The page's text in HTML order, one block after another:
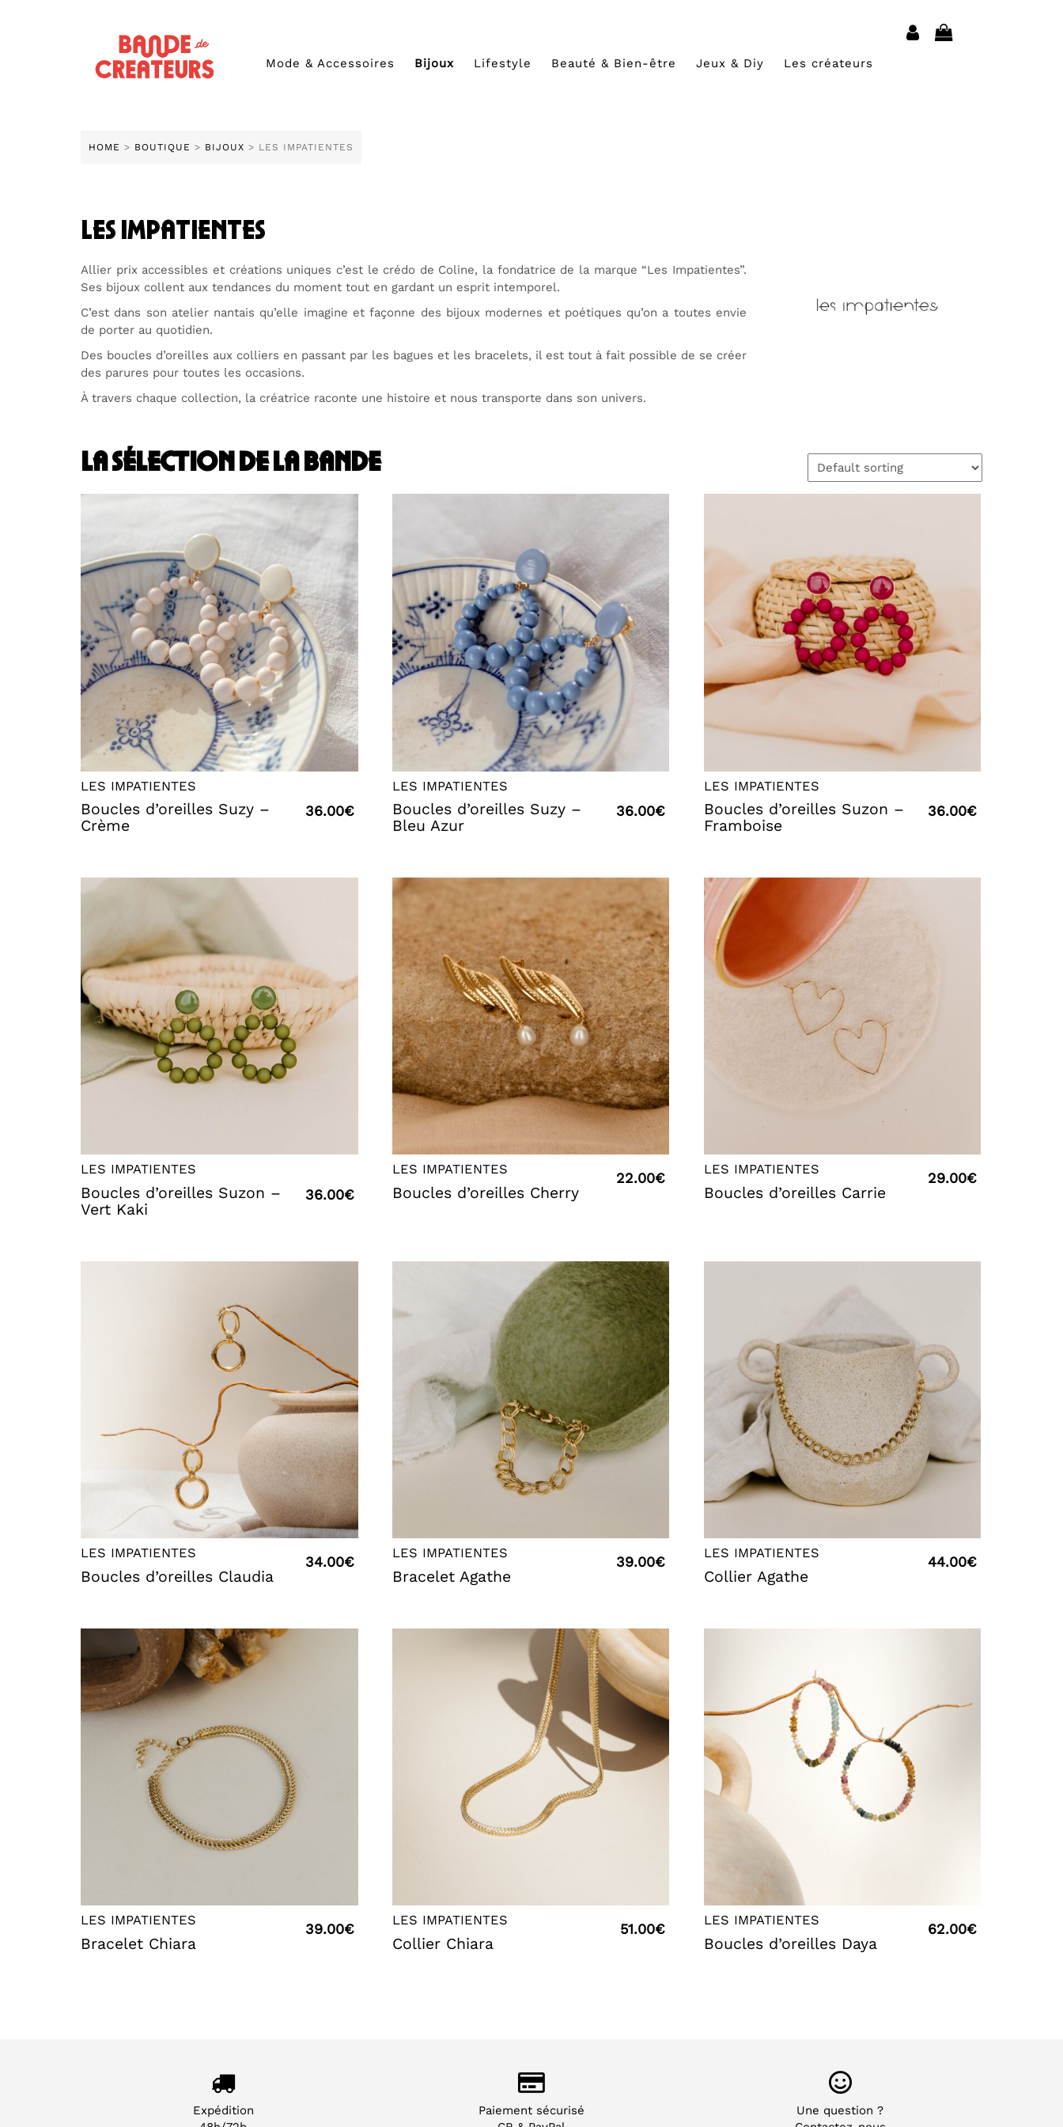
Mode & Accessoires Bijoux Lifestyle Beauté & Bien-être Jeux & Diy Les créateurs
HOME > BOUTIQUE > BIJOUX > LES IMPATIENTES
les impatientes
Allier prix accessibles et créations uniques c’est le crédo de Coline, la fondatrice de la marque “Les Impatientes”.
Ses bijoux collent aux tendances du moment tout en gardant un esprit intemporel.
C’est dans son atelier nantais qu’elle imagine et façonne des bijoux modernes et poétiques qu’on a toutes envie
de porter au quotidien.
Des boucles d’oreilles aux colliers en passant par les bagues et les bracelets, il est tout à fait possible de se créer
des parures pour toutes les occasions.
À travers chaque collection, la créatrice raconte une histoire et nous transporte dans son univers.
la sélection de la bande
LES IMPATIENTES
Boucles d’oreilles Suzy –
Crème
36.00€
LES IMPATIENTES
Boucles d’oreilles Suzy –
Bleu Azur
36.00€
LES IMPATIENTES
Boucles d’oreilles Suzon –
Framboise
36.00€
LES IMPATIENTES
Boucles d’oreilles Suzon –
Vert Kaki
36.00€
LES IMPATIENTES
Boucles d’oreilles Cherry
22.00€ LES IMPATIENTES
Boucles d’oreilles Carrie
29.00€
LES IMPATIENTES
Boucles d’oreilles Claudia
34.00€ LES IMPATIENTES
Bracelet Agathe
39.00€ LES IMPATIENTES
Collier Agathe
44.00€
LES IMPATIENTES
Bracelet Chiara
39.00€ LES IMPATIENTES
Collier Chiara
51.00€ LES IMPATIENTES
Boucles d’oreilles Daya
62.00€
Expédition
Paiement sécurisé
Une question ?